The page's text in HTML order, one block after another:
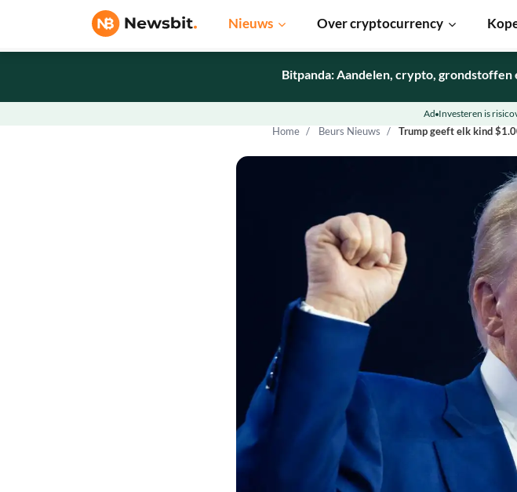
Nieuws Over cryptocurrency
Home Beurs Nieuws Trump geeft elk kind
Bitpanda: Aandelen, crypto, grondstoffen
Ad Investeren is